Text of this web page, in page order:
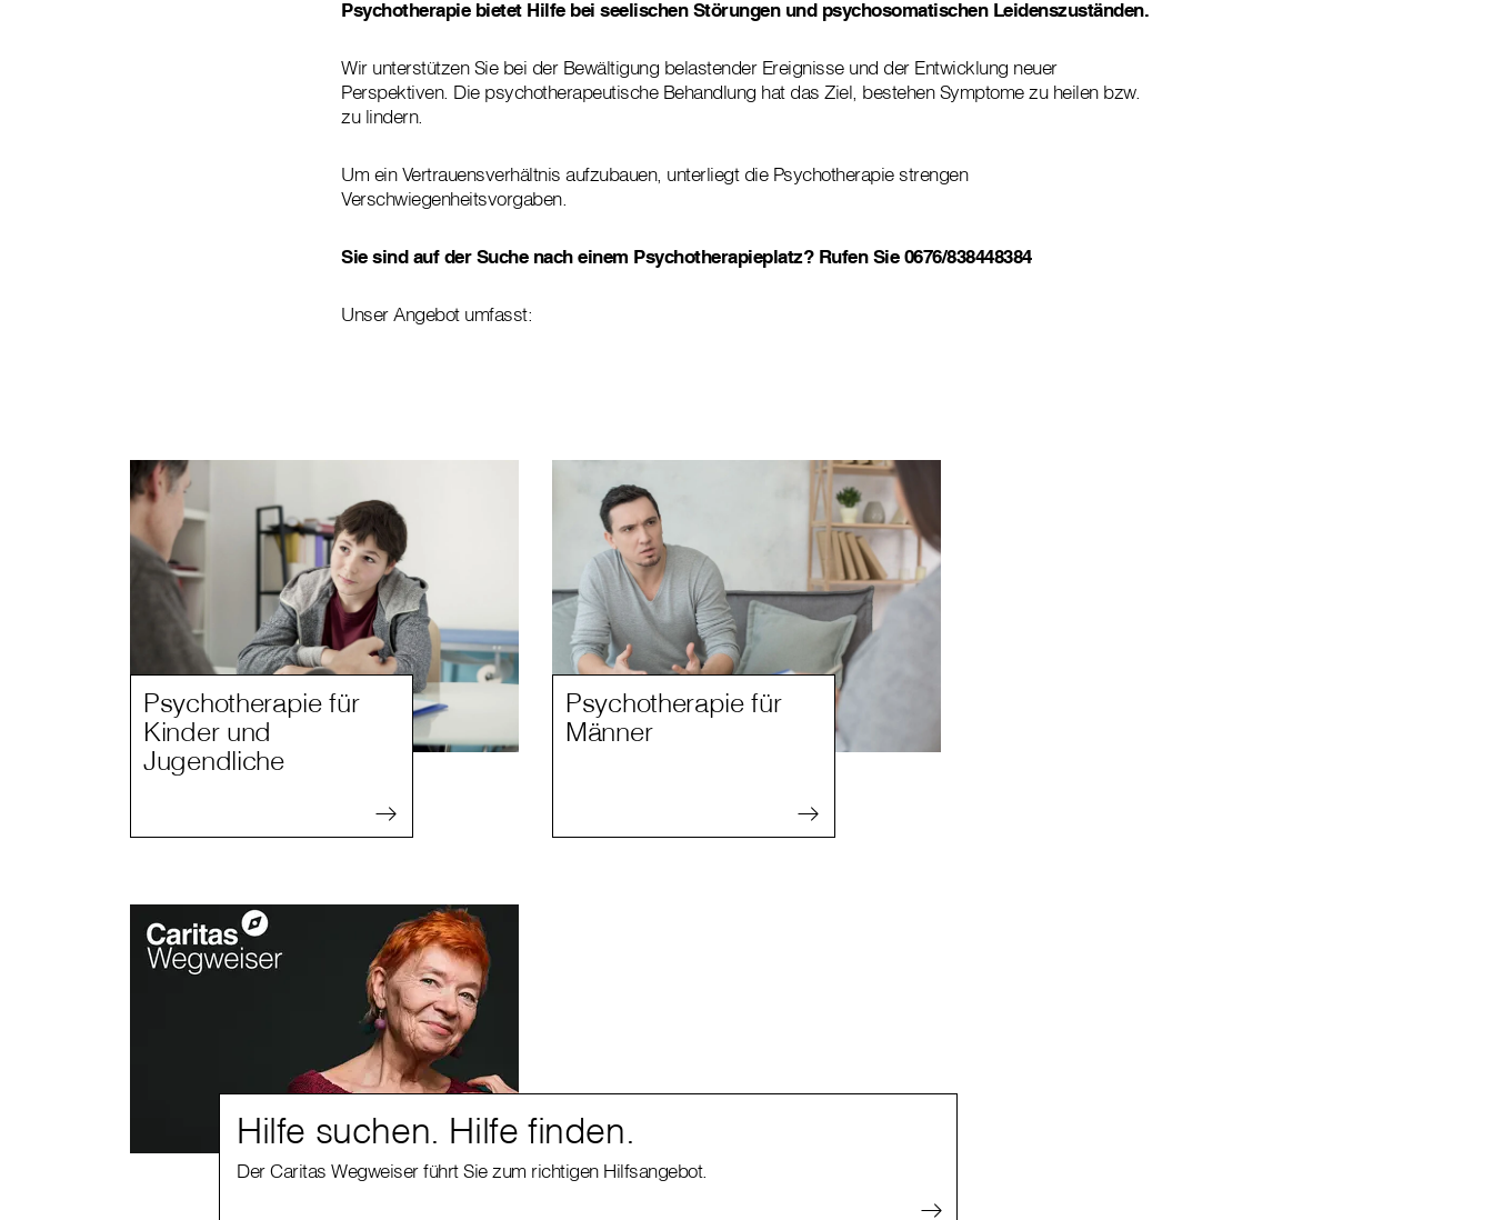
Psychotherapie bietet Hilfe bei seelischen Störungen und psychosomatischen Leidenszuständen.
Wir unterstützen Sie bei der Bewältigung belastender Ereignisse und der Entwicklung neuer
Perspektiven. Die psychotherapeutische Behandlung hat das Ziel, bestehen Symptome zu heilen bzw.
zu lindern.
Um ein Vertrauensverhältnis aufzubauen, unterliegt die Psychotherapie strengen
Verschwiegenheitsvorgaben.
Sie sind auf der Suche nach einem Psychotherapieplatz? Rufen Sie 0676/838448384
Unser Angebot umfasst:
Psychotherapie für
Kinder und
Jugendliche
Psychotherapie für
Männer
Hilfe suchen. Hilfe finden.
Der Caritas Wegweiser führt Sie zum richtigen Hilfsangebot.